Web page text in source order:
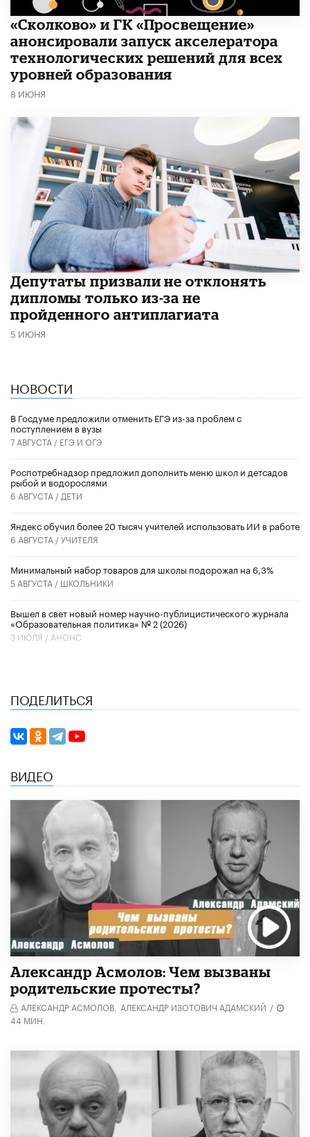
«Сколково» и ГК «Просвещение»
анонсировали запуск акселератора
технологических решений для всех
уровней образования
8 ИЮНЯ
Депутаты призвали не отклонять
дипломы только из-за не
пройденного антиплагиата
5 ИЮНЯ
НОВОСТИ
В Госдуме предложили отменить ЕГЭ из-за проблем с
поступлением в вузы
7 АВГУСТА / ЕГЭ И ОГЭ
Роспотребнадзор предложил дополнить меню школ и детсадов
рыбой и водорослями
6 АВГУСТА / ДЕТИ
​Яндекс обучил более 20 тысяч учителей использовать ИИ в работе
6 АВГУСТА /УЧИТЕЛЯ
Минимальный набор товаров для школы подорожал на 6,3%
5 АВГУСТА / ШКОЛЬНИКИ
Вышел в свет новый номер научно-публицистического журнала
«Образовательная политика» № 2 (2026)
3 ИЮЛЯ / АНОНС
ПОДЕЛИТЬСЯ
ВИДЕО
Александр Асмолов: Чем вызваны
родительские протесты?
АЛЕКСАНДР АСМОЛОВ, АЛЕКСАНДР ИЗОТОВИЧ АДАМСКИЙ /
44 МИН.